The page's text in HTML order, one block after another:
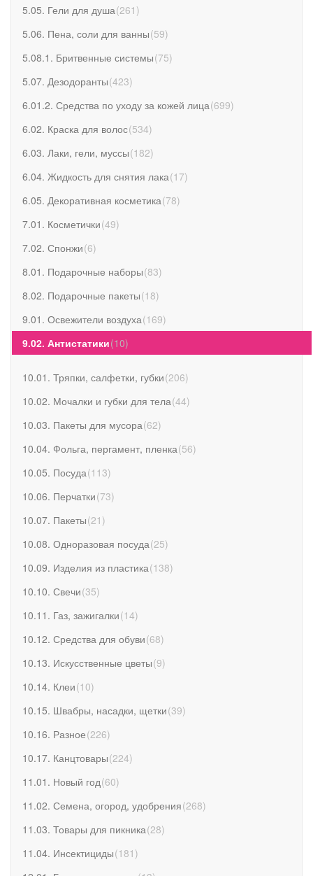
5.05. Гели для душа(261 )
5.06. Пена, соли для ванны(59)
5.08.1. Бритвенные системы(75)
5.07. Дезодоранты(423)
6.01.2. Средства по уходу за кожей лица(699)
6.02. Краска для волос(534)
6.03. Лаки, гели, муссы(182)
6.04. Жидкость для снятия лака(17)
6.05. Декоративная косметика(78)
7.01. Косметички(49)
7.02. Спонжи(6)
8.01. Подарочные наборы(83)
8.02. Подарочные пакеты(18)
9.01. Освежители воздуха(169)
9.02. Антистатики(10)
10.01. Тряпки, салфетки, губки(206)
10.02. Мочалки и губки для тела(44)
10.03. Пакеты для мусора(62)
10.04. Фольга, пергамент, пленка(56)
10.05. Посуда(113)
10.06. Перчатки(73)
10.07. Пакеты(21 )
10.08. Одноразовая посуда(25)
10.09. Изделия из пластика(138)
10.10. Свечи(35)
10.11. Газ, зажигалки(14)
10.12. Средства для обуви(68)
10.13. Искусственные цветы(9)
10.14. Клеи(10)
10.15. Швабры, насадки, щетки(39)
10.16. Разное(226)
10.17. Канцтовары(224)
11.01. Новый год(60)
11.02. Семена, огород, удобрения(268)
11.03. Товары для пикника(28)
11.04. Инсектициды(181 )